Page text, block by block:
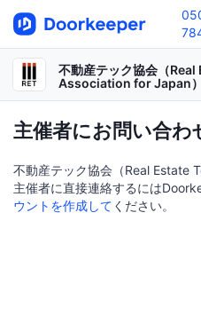
不動産テック協会（Real
Association for Japan）
主催者にお問い合わ
不動産テック協会（Real Estate
主催者に直接連絡するには
ウントを作成して ください。